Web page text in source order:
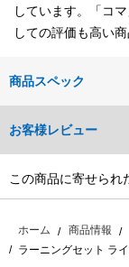
しています。「コ
しての評価も高い
商品スペック
お客様レビュー
この商品に寄せられ
ホーム 商品情報
ラーニングセット ラ